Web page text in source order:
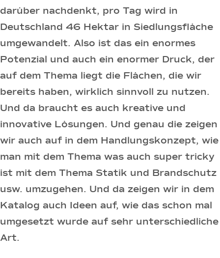
darüber nachdenkt, pro Tag wird in
Deutschland 46 Hektar in Siedlungsfläche
umgewandelt. Also ist das ein enormes
Potenzial und auch ein enormer Druck, der
auf dem Thema liegt die Flächen, die wir
bereits haben, wirklich sinnvoll zu nutzen.
Und da braucht es auch kreative und
innovative Lösungen. Und genau die zeigen
wir auch auf in dem Handlungskonzept, wie
man mit dem Thema was auch super tricky
ist mit dem Thema Statik und Brandschutz
usw. umzugehen. Und da zeigen wir in dem
Katalog auch Ideen auf, wie das schon mal
umgesetzt wurde auf sehr unterschiedliche
Art.